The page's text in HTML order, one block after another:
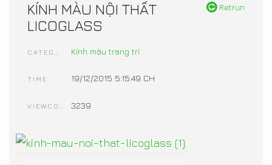
Retrun
KÍNH MÀU NỘI THẤT
LICOGLASS
Kính màu trang trí
TIME 19/12/2015 5:15:49 CH
3239